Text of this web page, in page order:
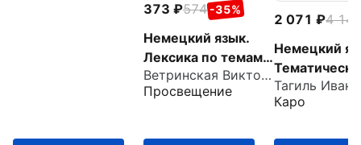
373 574 -35%
Немецкий язык.
Лексика по темам.
Учебное пособие
для
Ветринская Виктория Владиславовна
Просвещение
2 071
4 142
Немецкий
справочник
Каро